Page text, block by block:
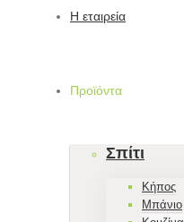
Η εταιρεία
Προϊόντα
Σπίτι
Κήπος
Μπάνιο